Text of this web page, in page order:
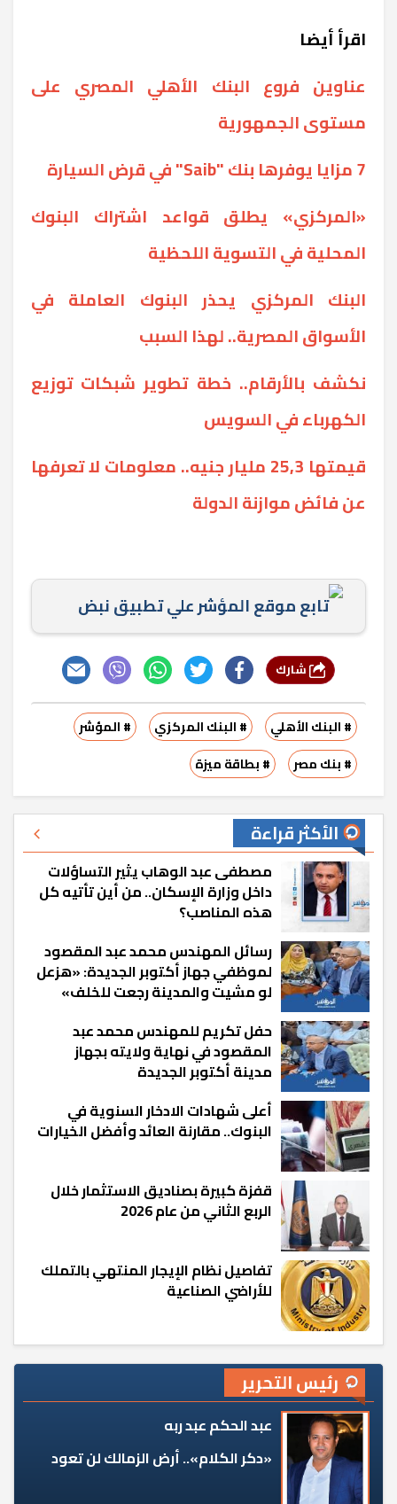
اقرأ أيضا
عناوين فروع البنك الأهلي المصري على
مستوى الجمهورية
7 مزايا يوفرها بنك "Saib" في قرض السيارة
«المركزي» يطلق قواعد اشتراك البنوك
المحلية في التسوية اللحظية
البنك المركزي يحذر البنوك العاملة في
الأسواق المصرية.. لهذا السبب
نكشف بالأرقام.. خطة تطوير شبكات توزيع
الكهرباء في السويس
قيمتها 25,3 مليار جنيه.. معلومات لا تعرفها
عن فائض موازنة الدولة
تابع موقع المؤشر علي تطبيق نبض
# البنك الأهلي # البنك المركزي
# المؤشر
# بنك مصر
# بطاقة ميزة
الأكثر قراءة
مصطفى عبد الوهاب يثير التساؤلات
داخل وزارة الإسكان.. من أين تأتيه كل
هذه المناصب؟
رسائل المهندس محمد عبد المقصود
لموظفي جهاز أكتوبر الجديدة: «هزعل
لو مشيت والمدينة رجعت للخلف»
حفل تكريم للمهندس محمد عبد
المقصود في نهاية ولايته بجهاز
مدينة أكتوبر الجديدة
أعلى شهادات الادخار السنوية في
البنوك.. مقارنة العائد وأفضل الخيارات
قفزة كبيرة بصناديق الاستثمار خلال
الربع الثاني من عام 2026
تفاصيل نظام الإيجار المنتهي بالتملك
للأراضي الصناعية
رئيس التحرير
عبد الحكم عبد ربه
«دكر الكلام».. أرض الزمالك لن تعود